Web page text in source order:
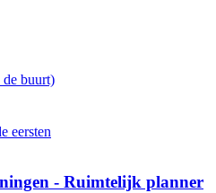
buurt)
eersten
- Ruimtelijk planner